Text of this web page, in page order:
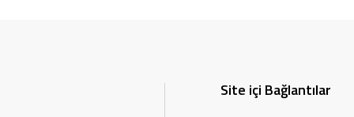
Site içi Bağlantılar